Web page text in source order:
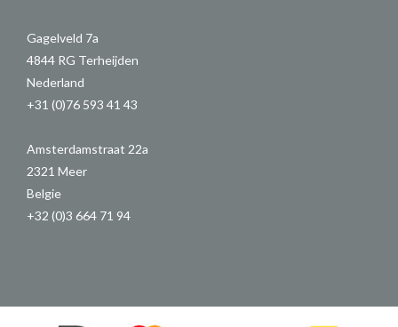
Gagelveld 7a
4844 RG Terheijden
Nederland
+31 (0)76 593 41 43
Amsterdamstraat 22a
2321 Meer
Belgie
+32 (0)3 664 71 94